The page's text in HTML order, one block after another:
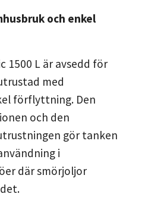
och enkel
1500 L är avsedd för
med
förflyttning. Den
och den
gör tanken
i
där smörjoljor